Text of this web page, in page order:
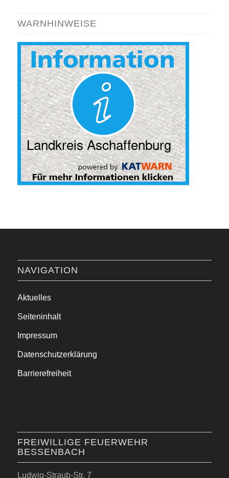
WARNHINWEISE
NAVIGATION
Aktuelles
Seiteninhalt
Impressum
Datenschutzerklärung
Barrierefreiheit
FREIWILLIGE FEUERWEHR
BESSENBACH
Ludwig-Straub-Str. 7